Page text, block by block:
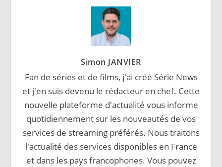
Simon JANVIER
Fan de séries et de films, j'ai créé Série News
et j'en suis devenu le rédacteur en chef. Cette
nouvelle plateforme d'actualité vous informe
quotidiennement sur les nouveautés de vos
services de streaming préférés. Nous traitons
l'actualité des services disponibles en France
et dans les pays francophones. Vous pouvez